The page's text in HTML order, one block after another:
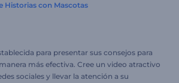
Historias con Mascotas
para presentar sus consejos para
más efectiva. Cree un video atractivo
sociales y llevar la atención a su